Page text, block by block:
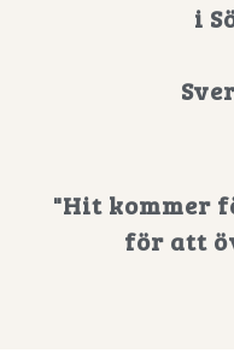
i
"Hit kommer
för att